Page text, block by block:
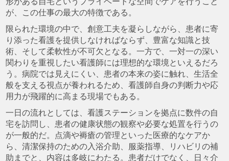
が、この仕事の最大の特徴である。
限られた環境の中で、創意工夫を凝らしながら、患者に寄
り添った看護を提供しなければならず、豊富な知識と技
術、そして柔軟性が不可欠となる。一方で、一対一の深い
関わりを重視したい看護師には理想的な環境といえるだろ
う。病院では見えにくい、患者の本来の姿に触れ、生活全
般を支える視点が養われるため、看護師自身の判断力や応
用力が飛躍的に高まる現場でもある。
一日の流れとしては、看護ステーションを拠点に数件の自
宅を訪問し、患者の健康状態の観察や必要な処置を行うの
が一般的だ。点滴や褥瘡の管理といった医療的なケアか
ら、清潔保持のための入浴介助、服薬指導、リハビリの補
助までと、内容は多岐にわたる。患者だけでなく、日々介